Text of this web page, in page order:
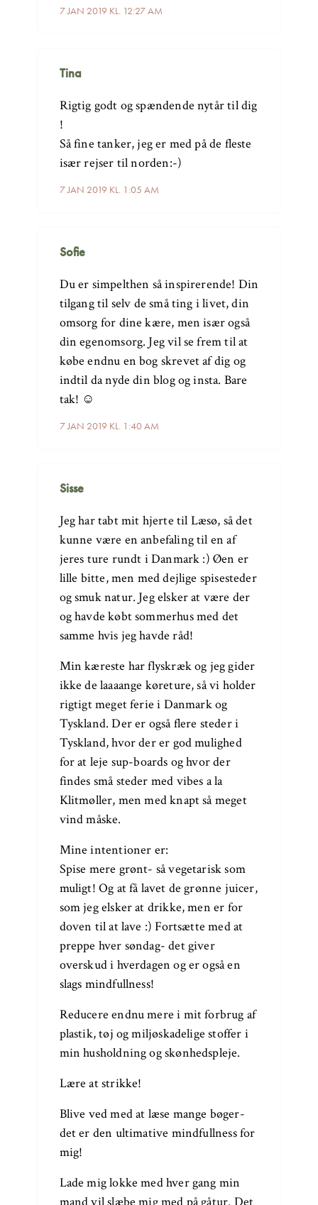
7 JAN 2019 KL. 12:27 AM
Tina
7 JAN 2019 KL. 1:05 AM
Rigtig godt og spændende nytår til dig
!
Så fine tanker, jeg er med på de fleste
især rejser til norden:-)
Sofie
7 JAN 2019 KL. 1:40 AM
Du er simpelthen så inspirerende! Din
tilgang til selv de små ting i livet, din
omsorg for dine kære, men især også
din egenomsorg. Jeg vil se frem til at
købe endnu en bog skrevet af dig og
indtil da nyde din blog og insta. Bare
tak! ☺️
Sisse
Jeg har tabt mit hjerte til Læsø, så det
kunne være en anbefaling til en af
jeres ture rundt i Danmark :) Øen er
lille bitte, men med dejlige spisesteder
og smuk natur. Jeg elsker at være der
og havde købt sommerhus med det
samme hvis jeg havde råd!
Min kæreste har flyskræk og jeg gider
ikke de laaaange køreture, så vi holder
rigtigt meget ferie i Danmark og
Tyskland. Der er også flere steder i
Tyskland, hvor der er god mulighed
for at leje sup-boards og hvor der
findes små steder med vibes a la
Klitmøller, men med knapt så meget
vind måske.
Mine intentioner er:
Spise mere grønt- så vegetarisk som
muligt! Og at få lavet de grønne juicer,
som jeg elsker at drikke, men er for
doven til at lave :) Fortsætte med at
preppe hver søndag- det giver
overskud i hverdagen og er også en
slags mindfullness!
Reducere endnu mere i mit forbrug af
plastik, tøj og miljøskadelige stoffer i
min husholdning og skønhedspleje.
Lære at strikke!
Blive ved med at læse mange bøger-
det er den ultimative mindfullness for
mig!
Lade mig lokke med hver gang min
mand vil slæbe mig med på gåtur. Det